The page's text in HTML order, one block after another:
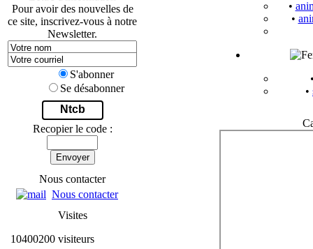
Pour avoir des nouvelles de
ce site, inscrivez-vous à notre
Newsletter.
S'abonner
Se désabonner
Ntcb
Recopier le code :
Envoyer
Nous contacter
Nous contacter
Visites
10400200 visiteurs
•
•
•